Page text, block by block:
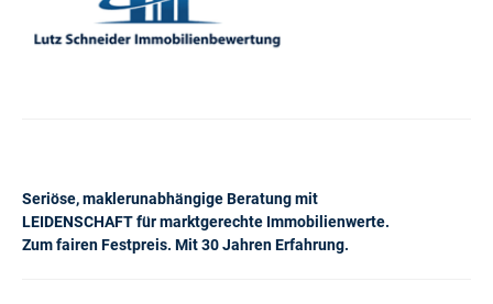
Seriöse, maklerunabhängige Beratung mit
LEIDENSCHAFT für marktgerechte Immobilienwerte.
Zum fairen Festpreis. Mit 30 Jahren Erfahrung.